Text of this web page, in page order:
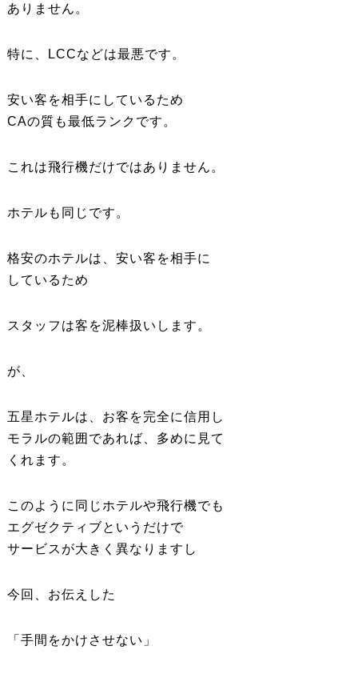
ありません。
特に、LCCなどは最悪です。
安い客を相手にしているため
CAの質も最低ランクです。
これは飛行機だけではありません。
ホテルも同じです。
格安のホテルは、安い客を相手に
しているため
スタッフは客を泥棒扱いします。
が、
五星ホテルは、お客を完全に信用し
モラルの範囲であれば、多めに見て
くれます。
このように同じホテルや飛行機でも
エグゼクティブというだけで
サービスが大きく異なりますし
今回、お伝えした
「手間をかけさせない」